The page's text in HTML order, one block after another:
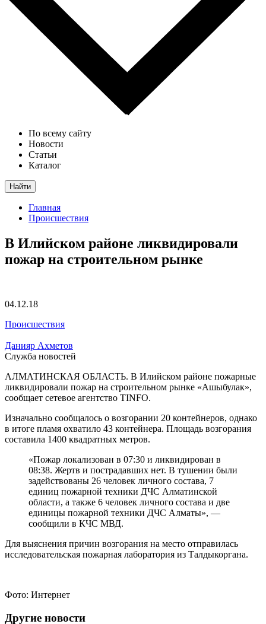
По всему сайту
Новости
Статьи
Каталог
Найти
Главная
Происшествия
В Илийском районе ликвидировали
пожар на строительном рынке
04.12.18
Происшествия
Данияр Ахметов
Служба новостей
АЛМАТИНСКАЯ ОБЛАСТЬ. В Илийском районе пожарные
ликвидировали пожар на строительном рынке «Ашыбулак»,
сообщает сетевое агентство TINFO.
Изначально сообщалось о возгорании 20 контейнеров, однако
в итоге пламя охватило 43 контейнера. Площадь возгорания
составила 1400 квадратных метров.
«Пожар локализован в 07:30 и ликвидирован в
08:38. Жертв и пострадавших нет. В тушении были
задействованы 26 человек личного состава, 7
единиц пожарной техники ДЧС Алматинской
области, а также 6 человек личного состава и две
единицы пожарной техники ДЧС Алматы», —
сообщили в КЧС МВД.
Для выяснения причин возгорания на место отправилась
исследовательская пожарная лаборатория из Талдыкоргана.
Фото: Интернет
Другие новости